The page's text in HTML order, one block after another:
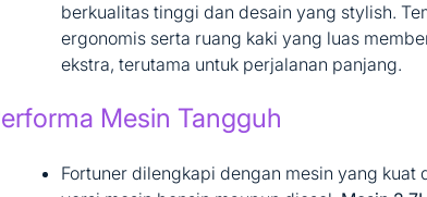
berkualitas tinggi dan desain yang stylish.
ergonomis serta ruang kaki yang luas
ekstra, terutama untuk perjalanan panjang.
Mesin Tangguh
Fortuner dilengkapi dengan mesin yang kuat